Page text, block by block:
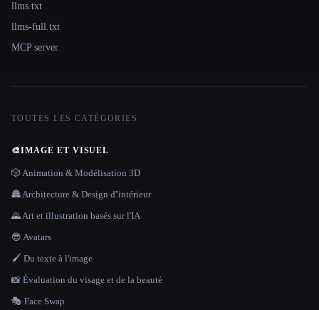
llms.txt
llms-full.txt
MCP server
TOUTES LES CATÉGORIES
🎨IMAGE ET VISUEL
🎲 Animation & Modélisation 3D
🏯 Architecture & Design d''intérieur
🌄 Art et illustration basés sur l'IA
😎 Avatars
🖌️ Du texte à l'image
📸 Évaluation du visage et de la beauté
🎭 Face Swap